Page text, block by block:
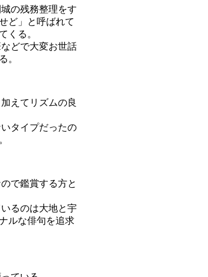
の残務整理をす
ど」と呼ばれて
くる。
どで大変お世話
。
えてリズムの良
タイプだったの
で鑑賞する方と
るのは大地と宇
ルな俳句を追求